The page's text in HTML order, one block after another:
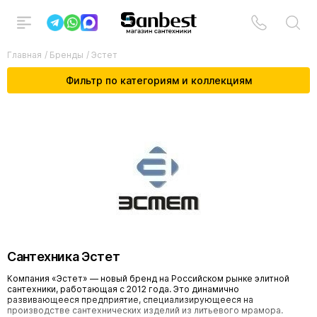
Главная / Бренды / Эстет
Фильтр по категориям и коллекциям
Сантехника Эстет
Компания «Эстет» — новый бренд на Российском рынке элитной
сантехники, работающая с 2012 года. Это динамично
развивающееся предприятие, специализирующееся на
производстве сантехнических изделий из литьевого мрамора.